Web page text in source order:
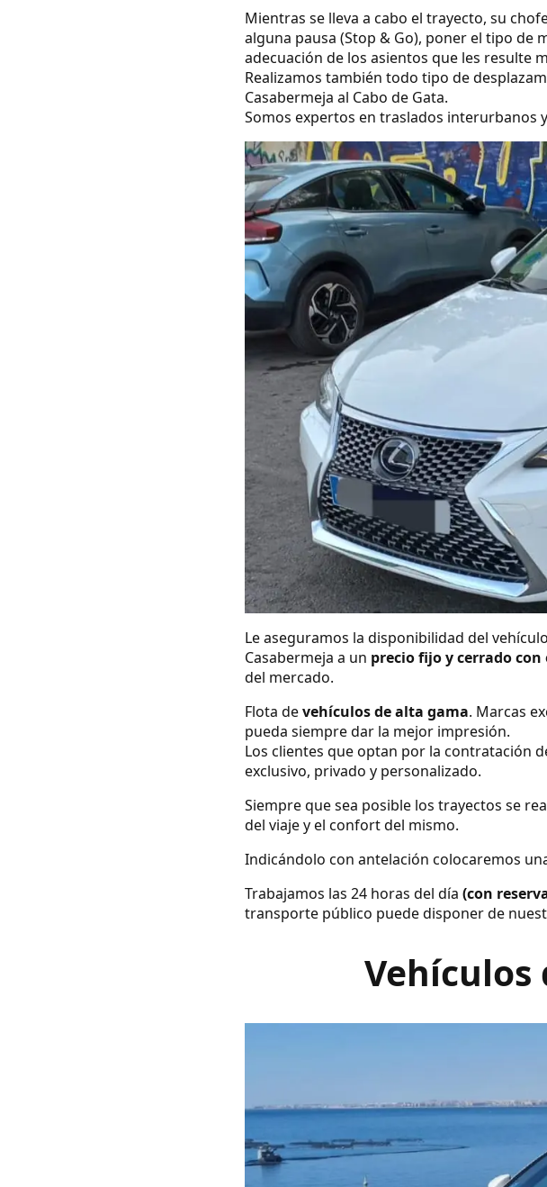
Mientras se lleva a cabo el trayecto, su
alguna pausa (Stop & Go), poner el tipo de
adecuación de los asientos que les resulte
Realizamos también todo tipo de
Casabermeja al Cabo de Gata.
Somos expertos en traslados interurbanos
Le aseguramos la disponibilidad del
Casabermeja a un precio fijo y cerrado
del mercado.
Flota devehículos de alta gama. Marcas
pueda siempre dar la mejor impresión.
Los clientes que optan por la contratación
exclusivo, privado y personalizado.
Siempre que sea posible los trayectos se
del viaje y el confort del mismo.
Indicándolo con antelación colocaremos
Trabajamos las 24 horas del día (con
transporte público puede disponer de
Vehículos